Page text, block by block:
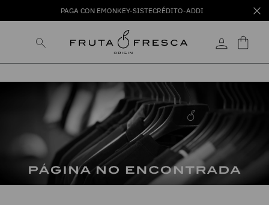
PAGA CON EMONKEY-SISTECRÉDITO-ADDI